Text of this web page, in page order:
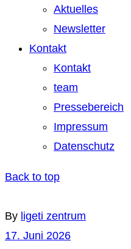
Aktuelles
Newsletter
Kontakt
Kontakt
team
Pressebereich
Impressum
Datenschutz
Back to top
By ligeti zentrum
17. Juni 2026